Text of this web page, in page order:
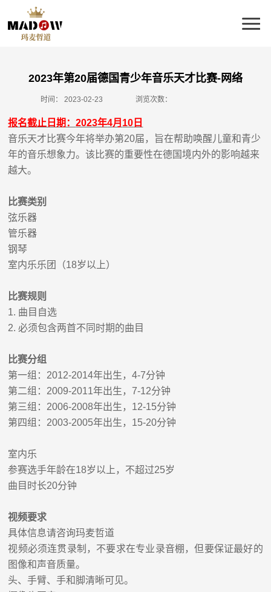
2023年第20届德国青少年音乐天才比赛-网络
时间： 2023-02-23 浏览次数：
报名截止日期：2023年4月 10 日
音乐天才比赛今年将举办第20届，旨在帮助唤醒儿童和青少
年的音乐想象力。该比赛的重要性在德国境内外的影响越来
越大。
比赛类别
弦乐器
管乐器
钢琴
室内乐乐团（18岁以上）
比赛规则
1. 曲目自选
2.必须包含两首不同时期的曲目
比赛分组
第一组： 2012-2014年出生，4-7分钟
第二组： 2009-2011年出生，7-12分钟
第三组： 2006-2008年出生， 12-15分钟
第四组： 2003-2005年出生， 15-20分钟
室内乐
参赛选手年龄在18岁以上，不超过25岁
曲目时长20分钟
视频要求
具体信息请咨询玛麦哲道
视频必须连贯录制，不要求在专业录音棚，但要保证最好的
图像和声音质量。
头、手臂、手和脚清晰可见。